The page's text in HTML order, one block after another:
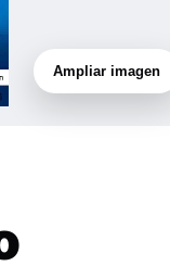
Ampliar imagen